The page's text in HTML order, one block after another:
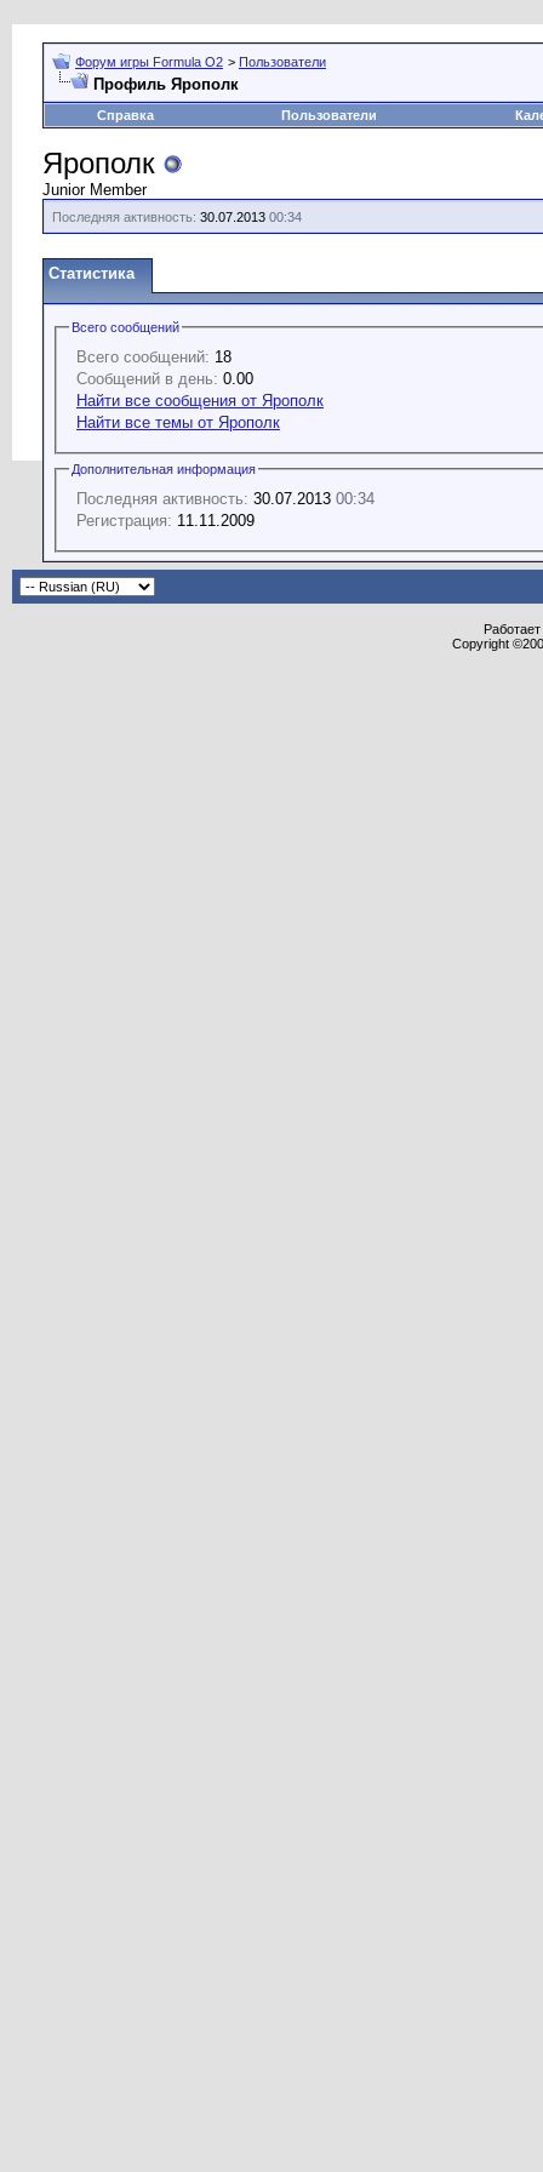
Форум игры Formula O2 > Пользователи
Профиль Ярополк
Справка Пользователи
Ярополк
Junior Member
Последняя активность: 30.07.2013 00:34
Статистика
Всего сообщений
Всего сообщений: 18
Сообщений в день: 0.00
Найти все сообщения от Ярополк
Найти все темы от Ярополк
Дополнительная информация
Последняя активность: 30.07.2013 00:34
Регистрация: 11.11.2009
Copyright